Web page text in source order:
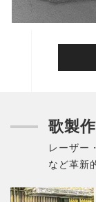
歌製
レーザー
など革新